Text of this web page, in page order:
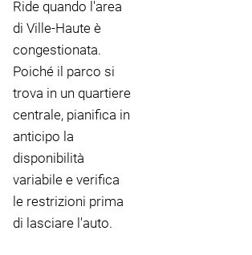
Ride quando l'area
di Ville-Haute è
congestionata.
Poiché il parco si
trova in un quartiere
centrale, pianifica in
anticipo la
disponibilità
variabile e verifica
le restrizioni prima
di lasciare l'auto.